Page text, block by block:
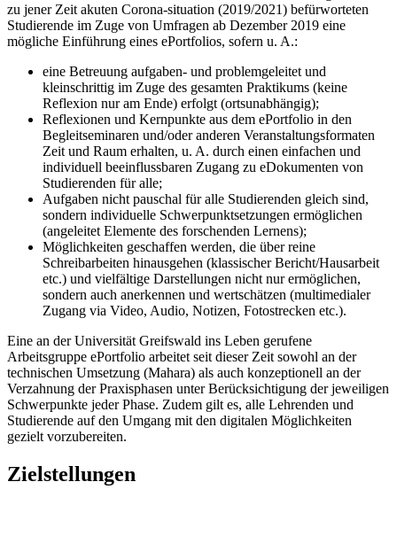
zu jener Zeit akuten Corona-situation (2019/2021) befürworteten
Studierende im Zuge von Umfragen ab Dezember 2019 eine
mögliche Einführung eines ePortfolios, sofern u. A.:
eine Betreuung aufgaben- und problemgeleitet und
kleinschrittig im Zuge des gesamten Praktikums (keine
Reflexion nur am Ende) erfolgt (ortsunabhängig);
Reflexionen und Kernpunkte aus dem ePortfolio in den
Begleitseminaren und/oder anderen Veranstaltungsformaten
Zeit und Raum erhalten, u. A. durch einen einfachen und
individuell beeinflussbaren Zugang zu eDokumenten von
Studierenden für alle;
Aufgaben nicht pauschal für alle Studierenden gleich sind,
sondern individuelle Schwerpunktsetzungen ermöglichen
(angeleitet Elemente des forschenden Lernens);
Möglichkeiten geschaffen werden, die über reine
Schreibarbeiten hinausgehen (klassischer Bericht/Hausarbeit
etc.) und vielfältige Darstellungen nicht nur ermöglichen,
sondern auch anerkennen und wertschätzen (multimedialer
Zugang via Video, Audio, Notizen, Fotostrecken etc.).
Eine an der Universität Greifswald ins Leben gerufene
Arbeitsgruppe ePortfolio arbeitet seit dieser Zeit sowohl an der
technischen Umsetzung (Mahara) als auch konzeptionell an der
Verzahnung der Praxisphasen unter Berücksichtigung der jeweiligen
Schwerpunkte jeder Phase. Zudem gilt es, alle Lehrenden und
Studierende auf den Umgang mit den digitalen Möglichkeiten
gezielt vorzubereiten.
Zielstellungen